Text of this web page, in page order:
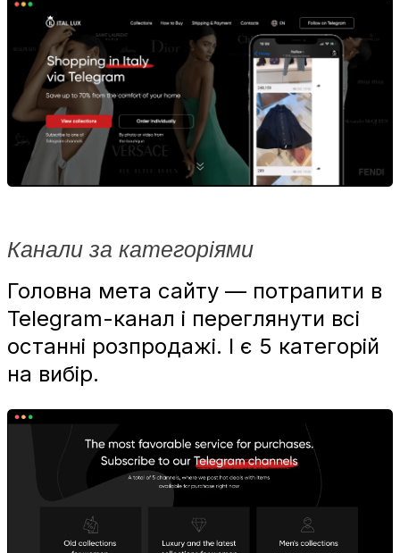
Канали за категоріями
Головна мета сайту — потрапити в
Telegram-канал і переглянути всі
останні розпродажі. І є 5 категорій
на вибір.